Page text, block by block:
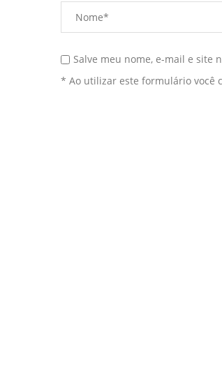
Salve meu nome, e-mail e site
* Ao utilizar este formulário você